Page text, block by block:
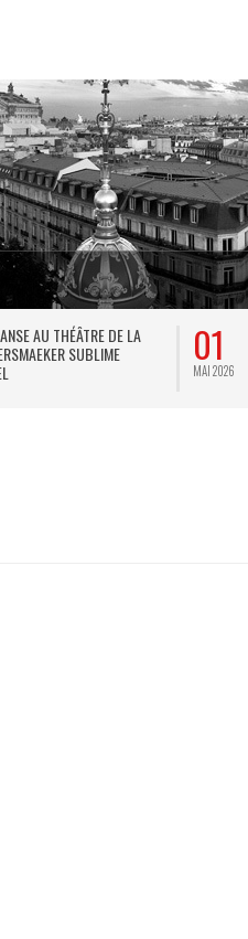
AU THÉÂTRE DE LA
SUBLIME
01
MAI 2026